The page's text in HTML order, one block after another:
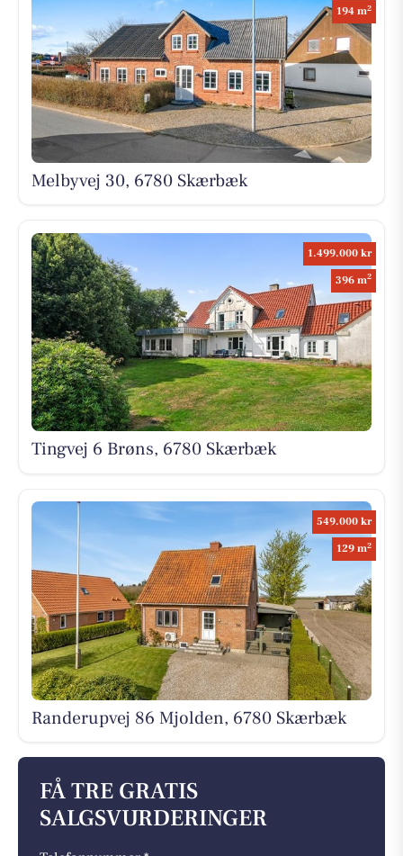
194 m2
Melbyvej 30, 6780 Skærbæk
1.499.000 kr
396 m2
Tingvej 6 Brøns, 6780 Skærbæk
549.000 kr
129 m2
Randerupvej 86 Mjolden, 6780 Skærbæk
FÅ TRE GRATIS
SALGSVURDERINGER